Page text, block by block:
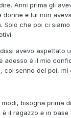
Anni prima gli
donne e lui non
Solo che poi ci
avevo aspettato
adesso è il mio
col senno del poi, mi
bisogna prima
il ragazzo e in base